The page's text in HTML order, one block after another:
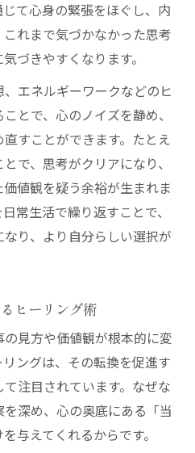
て心身の緊張をほぐし、内
れまで気づかなかった思考
づきやすくなります。
エネルギーワークなどのヒ
とで、心のノイズを静め、
すことができます。たとえ
で、思考がクリアになり、
値観を疑う余裕が生まれま
常生活で繰り返すことで、
り、より自分らしい選択が
ヒーリング術
見方や価値観が根本的に変
ングは、その転換を促進す
注目されています。なぜな
深め、心の奥底にある「当
与えてくれるからです。